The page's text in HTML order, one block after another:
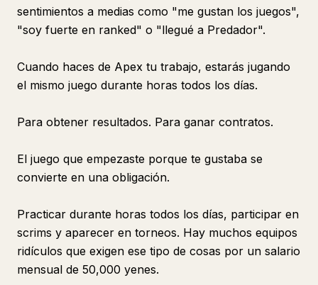
sentimientos a medias como "me gustan los juegos",
"soy fuerte en ranked" o "llegué a Predador".
Cuando haces de Apex tu trabajo, estarás jugando
el mismo juego durante horas todos los días.
Para obtener resultados. Para ganar contratos.
El juego que empezaste porque te gustaba se
convierte en una obligación.
Practicar durante horas todos los días, participar en
scrims y aparecer en torneos. Hay muchos equipos
ridículos que exigen ese tipo de cosas por un salario
mensual de 50,000 yenes.